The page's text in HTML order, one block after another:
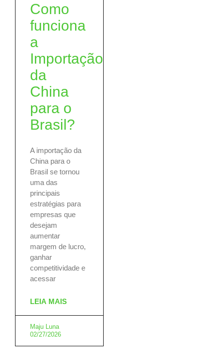
Como
funciona
a
Importação
da
China
para o
Brasil?
A importação da
China para o
Brasil se tornou
uma das
principais
estratégias para
empresas que
desejam
aumentar
margem de lucro,
ganhar
competitividade e
acessar
LEIA MAIS
Maju Luna
02/27/2026